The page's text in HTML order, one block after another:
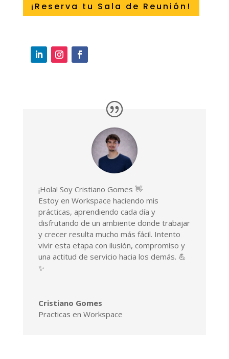
¡Reserva tu Sala de Reunión!
¡Hola! Soy Cristiano Gomes 👋
Estoy en Workspace haciendo mis
prácticas, aprendiendo cada día y
disfrutando de un ambiente donde trabajar
y crecer resulta mucho más fácil. Intento
vivir esta etapa con ilusión, compromiso y
una actitud de servicio hacia los demás. 💪
✨
Cristiano Gomes
Practicas en Workspace